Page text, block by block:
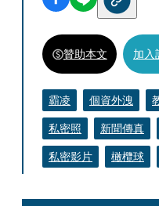
贊助本文 加入
霸凌 個資外洩
私密照
新聞傳真
私密影片
橄欖球